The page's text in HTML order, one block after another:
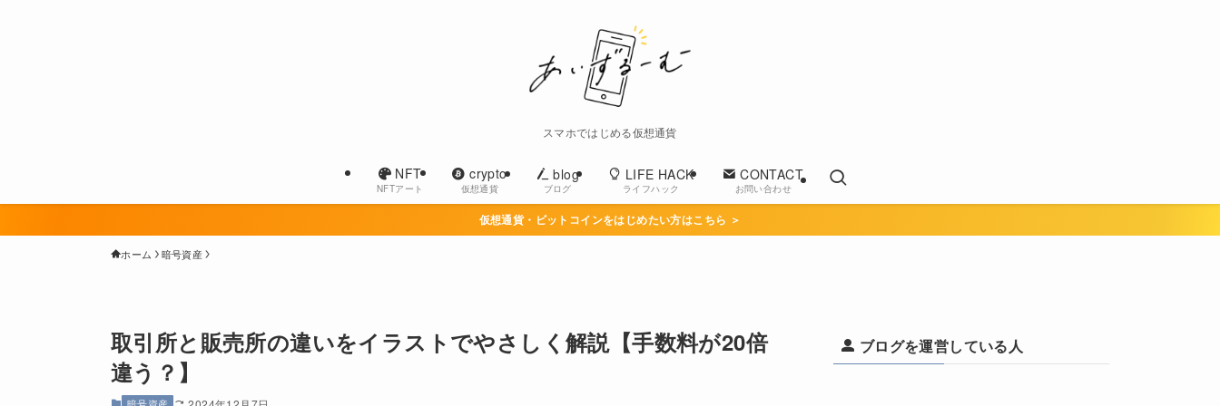
スマホではじめる仮想通貨
NFT
NFTアート
crypto
仮想通貨
blog
ブログ
LIFE HACK
ライフハック
CONTACT
お問い合わせ
仮想通貨・ビットコインをはじめたい方はこちら ＞
ホーム 暗号資産
取引所と販売所の違いをイラストでやさしく解説【手数料が20倍
違う？】
ブログを運営している人